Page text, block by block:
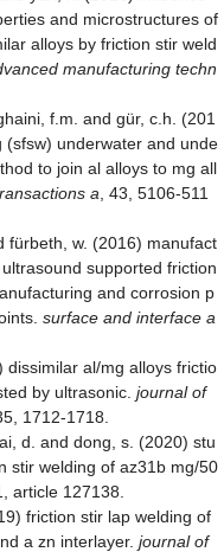
and microstructures of
alloys by friction stir weld
manufacturing techn
f.m. and gür, c.h. (201
(sfsw) underwater and unde
to join al alloys to mg all
a , 43, 5106-511
fürbeth, w. (2016) manufact
supported friction
and corrosion p
surface and interface a
dissimilar al/mg alloys frictio
by ultrasonic. journal of
1712-1718.
d. and dong, s. (2020) stu
stir welding of az31b mg/50
article 127138.
friction stir lap welding of
a zn interlayer. journal of